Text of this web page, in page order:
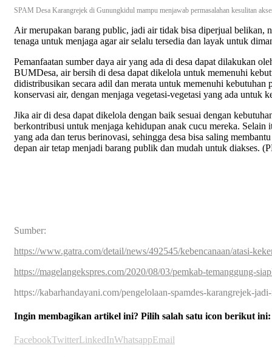
SPAM Desa Karangrejek di Gunungkidul mampu menjawab permasalahan kesulitan
Air merupakan barang public, jadi air tidak bisa diperjual belikan,
tenaga untuk menjaga agar air selalu tersedia dan layak untuk
Pemanfaatan sumber daya air yang ada di desa dapat dilakukan
BUMDesa, air bersih di desa dapat dikelola untuk memenuhi
didistribusikan secara adil dan merata untuk memenuhi
konservasi air, dengan menjaga vegetasi-vegetasi yang ada untuk
Jika air di desa dapat dikelola dengan baik sesuai dengan
berkontribusi untuk menjaga kehidupan anak cucu mereka. Selain
yang ada dan terus berinovasi, sehingga desa bisa saling
depan air tetap menjadi barang publik dan mudah untuk diakses.
Sumber:
https://www.gatra.com/detail/news/492545/kebencanaan/atasi-
https://magelangekspres.com/2020/08/03/pemkab-temanggung-
https://kabarhandayani.com/pengelolaan-spamdes-karangrejek-
Ingin membagikan artikel ini? Pilih salah satu icon berikut ini:
FacebookTwitterLinkedInWhatsappEmail